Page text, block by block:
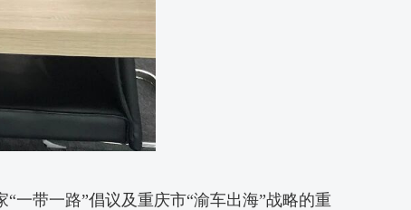
一带一路”倡议及重庆市“渝车出海”战略的重